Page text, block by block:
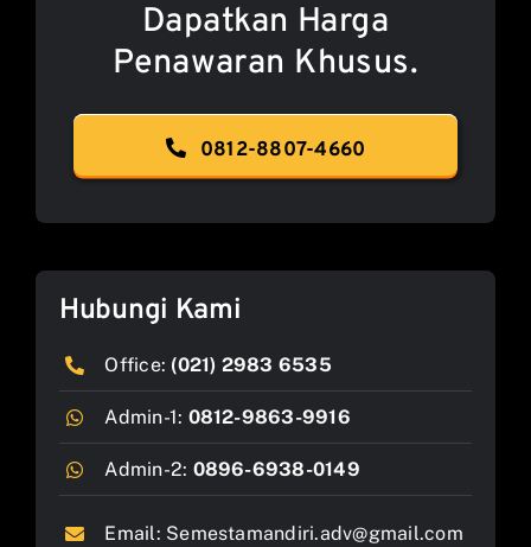
Dapatkan Harga
Penawaran Khusus.
0812-8807-4660
Hubungi Kami
Office: (021) 2983 6535
Admin-1: 0812-9863-9916
Admin-2: 0896-6938-0149
Email: Semestamandiri.adv@gmail.com